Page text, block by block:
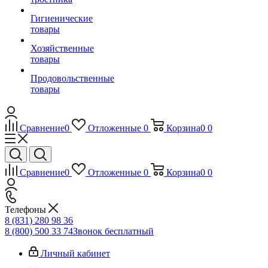
Гигиенические
товары
Хозяйственные
товары
Продовольственные
товары
Сравнение0 Отложенные 0 Корзина0 0
Сравнение0 Отложенные 0 Корзина0 0
Телефоны
8 (831) 280 98 36
8 (800) 500 33 74Звонок бесплатный
Личный кабинет